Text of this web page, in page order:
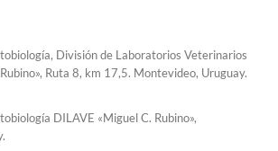
División de Laboratorios Veterinarios
Ruta 8, km 17,5. Montevideo, Uruguay.
DILAVE «Miguel C. Rubino»,